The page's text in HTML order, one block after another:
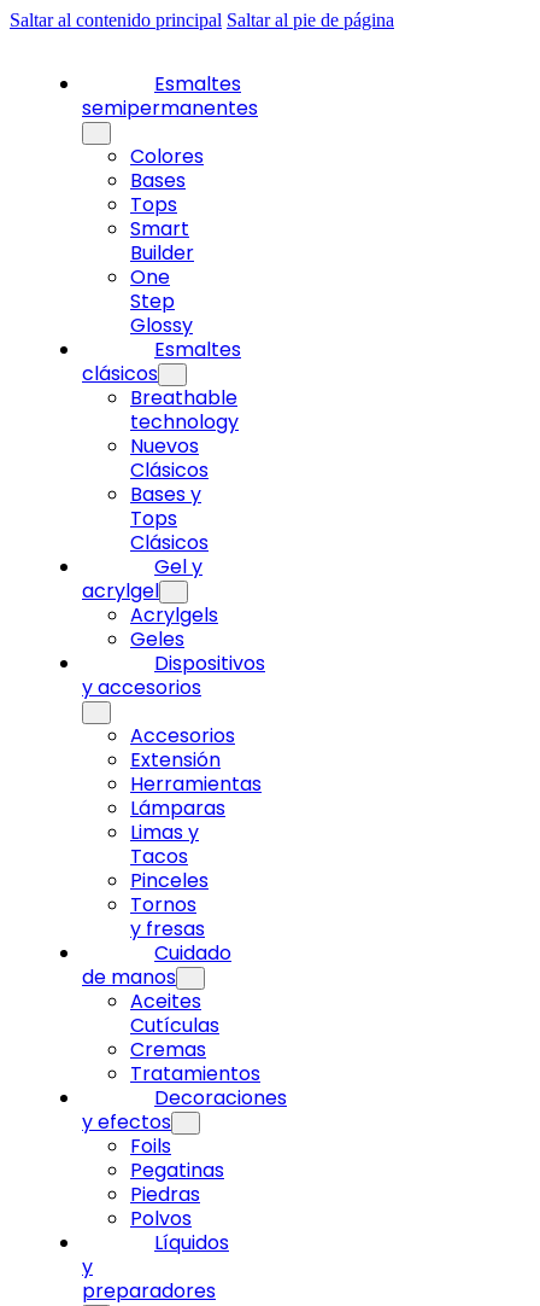
Saltar al contenido principal Saltar al pie de página
Esmaltes
semipermanentes
Colores
Bases
Tops
Smart
Builder
One
Step
Glossy
Esmaltes
clásicos
Breathable
technology
Nuevos
Clásicos
Bases y
Tops
Clásicos
Gel y
acrylgel
Acrylgels
Geles
Dispositivos
y accesorios
Accesorios
Extensión
Herramientas
Lámparas
Limas y
Tacos
Pinceles
Tornos
y fresas
Cuidado
de manos
Aceites
Cutículas
Cremas
Tratamientos
Decoraciones
y efectos
Foils
Pegatinas
Piedras
Polvos
Líquidos
y
preparadores